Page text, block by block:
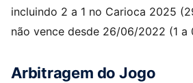
incluindo 2 a 1 no Carioca 2025
não vence desde 26/06/2022 (1 a
Arbitragem do Jogo